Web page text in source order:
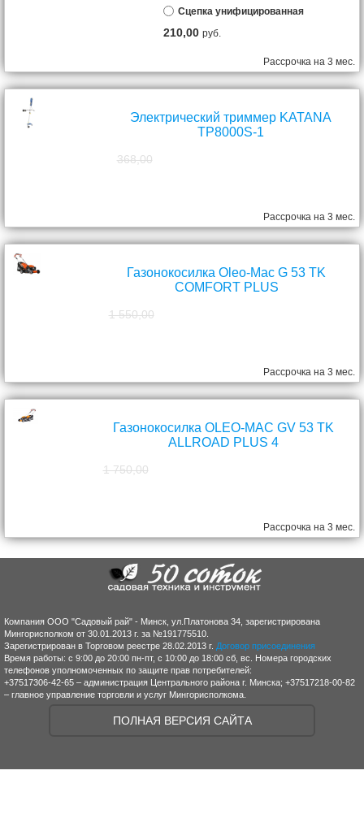
Сцепка унифицированная
210,00руб.
Рассрочка на 3 мес.
Электрический триммер KATANA
TP8000S-1
368,00
Рассрочка на 3 мес.
Газонокосилка Oleo-Mac G 53 TK
COMFORT PLUS
1 550,00
Рассрочка на 3 мес.
Газонокосилка OLEO-MAC GV 53 TK
ALLROAD PLUS 4
1 750,00
Рассрочка на 3 мес.
Компания ООО "Садовый рай" - Минск, ул.Платонова 34, зарегистрирована
Мингорисполком от 30.01.2013 г. за №191775510.
Зарегистрирован в Торговом реестре 28.02.2013 г. Договор присоединения
Время работы: с 9:00 до 20:00 пн-пт, с 10:00 до 18:00 сб, вс. Номера городских
телефонов уполномоченных по защите прав потребителей:
+37517306-42-65 – администрация Центрального района г. Минска; +37517218-00-82
– главное управление торговли и услуг Мингорисполкома.
ПОЛНАЯ ВЕРСИЯ САЙТА